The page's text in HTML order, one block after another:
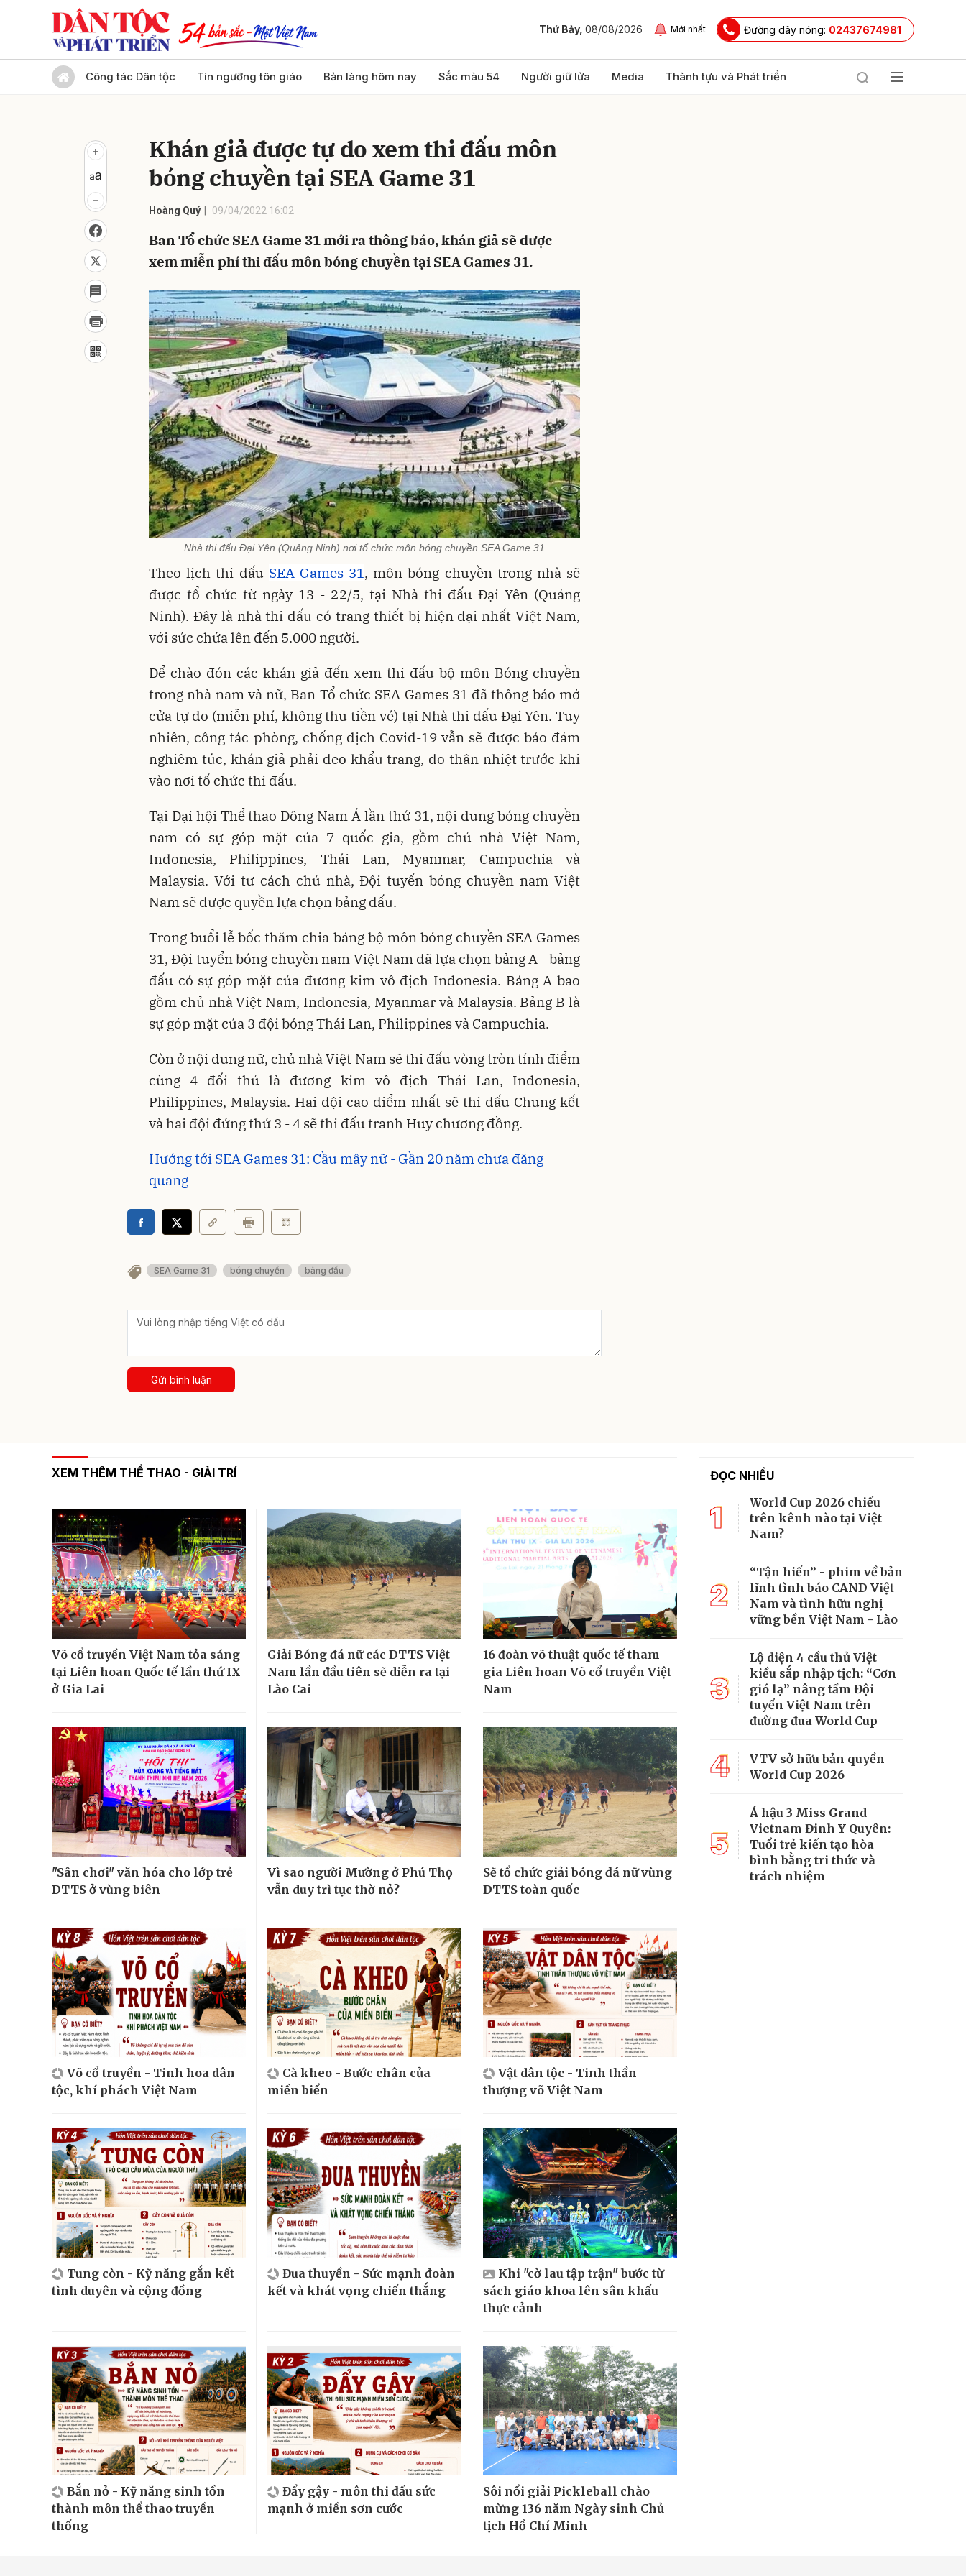
Thứ Bảy, 08/08/2026 Mới nhất Đường dây nóng: 02437674981
Công tác Dân tộc Tín ngưỡng tôn giáo Bản làng hôm nay Sắc màu 54 Người giữ lửa Media Thành tựu và Phát triển
Khán giả được tự do xem thi đấu môn
bóng chuyền tại SEA Game 31
Hoàng Quý 09/04/2022 16:02
Ban Tổ chức SEA Game 31 mới ra thông báo, khán giả sẽ được
xem miễn phí thi đấu môn bóng chuyền tại SEA Games 31.
Nhà thi đấu Đại Yên (Quảng Ninh) nơi tổ chức môn bóng chuyền SEA Game 31
Theo lịch thi đấu SEA Games 31, môn bóng chuyền trong nhà sẽ
được tổ chức từ ngày 13 - 22/5, tại Nhà thi đấu Đại Yên (Quảng
Ninh). Đây là nhà thi đấu có trang thiết bị hiện đại nhất Việt Nam,
với sức chứa lên đến 5.000 người.
Để chào đón các khán giả đến xem thi đấu bộ môn Bóng chuyền
trong nhà nam và nữ, Ban Tổ chức SEA Games 31 đã thông báo mở
cửa tự do (miễn phí, không thu tiền vé) tại Nhà thi đấu Đại Yên. Tuy
nhiên, công tác phòng, chống dịch Covid-19 vẫn sẽ được bảo đảm
nghiêm túc, khán giả phải đeo khẩu trang, đo thân nhiệt trước khi
vào nơi tổ chức thi đấu.
Tại Đại hội Thể thao Đông Nam Á lần thứ 31, nội dung bóng chuyền
nam có sự góp mặt của 7 quốc gia, gồm chủ nhà Việt Nam,
Indonesia, Philippines, Thái Lan, Myanmar, Campuchia và
Malaysia. Với tư cách chủ nhà, Đội tuyển bóng chuyền nam Việt
Nam sẽ được quyền lựa chọn bảng đấu.
Trong buổi lễ bốc thăm chia bảng bộ môn bóng chuyền SEA Games
31, Đội tuyển bóng chuyền nam Việt Nam đã lựa chọn bảng A - bảng
đấu có sự góp mặt của đương kim vô địch Indonesia. Bảng A bao
gồm chủ nhà Việt Nam, Indonesia, Myanmar và Malaysia. Bảng B là
sự góp mặt của 3 đội bóng Thái Lan, Philippines và Campuchia.
Còn ở nội dung nữ, chủ nhà Việt Nam sẽ thi đấu vòng tròn tính điểm
cùng 4 đối thủ là đương kim vô địch Thái Lan, Indonesia,
Philippines, Malaysia. Hai đội cao điểm nhất sẽ thi đấu Chung kết
và hai đội đứng thứ 3 - 4 sẽ thi đấu tranh Huy chương đồng.
Hướng tới SEA Games 31: Cầu mây nữ - Gần 20 năm chưa đăng
quang
SEA Game 31 bóng chuyền bảng đấu
Gửi bình luận
XEM THÊM THỂ THAO - GIẢI TRÍ
Võ cổ truyền Việt Nam tỏa sáng
tại Liên hoan Quốc tế lần thứ IX
ở Gia Lai
Giải Bóng đá nữ các DTTS Việt
Nam lần đầu tiên sẽ diễn ra tại
Lào Cai
16 đoàn võ thuật quốc tế tham
gia Liên hoan Võ cổ truyền Việt
Nam
"Sân chơi" văn hóa cho lớp trẻ
DTTS ở vùng biên
Vì sao người Mường ở Phú Thọ
vẫn duy trì tục thờ nỏ?
Sẽ tổ chức giải bóng đá nữ vùng
DTTS toàn quốc
Võ cổ truyền - Tinh hoa dân
tộc, khí phách Việt Nam
Cà kheo - Bước chân của
miền biển
Vật dân tộc - Tinh thần
thượng võ Việt Nam
Tung còn - Kỹ năng gắn kết
tình duyên và cộng đồng
Đua thuyền - Sức mạnh đoàn
kết và khát vọng chiến thắng
Khi "cờ lau tập trận" bước từ
sách giáo khoa lên sân khấu
thực cảnh
Bắn nỏ - Kỹ năng sinh tồn
thành môn thể thao truyền
thống
Đẩy gậy - môn thi đấu sức
mạnh ở miền sơn cước
Sôi nổi giải Pickleball chào
mừng 136 năm Ngày sinh Chủ
tịch Hồ Chí Minh
ĐỌC NHIỀU
1
World Cup 2026 chiếu
trên kênh nào tại Việt
Nam?
2
“Tận hiến” - phim về bản
lĩnh tình báo CAND Việt
Nam và tình hữu nghị
vững bền Việt Nam - Lào
3
Lộ diện 4 cầu thủ Việt
kiều sắp nhập tịch: “Cơn
gió lạ” nâng tầm Đội
tuyển Việt Nam trên
đường đua World Cup
4
VTV sở hữu bản quyền
World Cup 2026
5
Á hậu 3 Miss Grand
Vietnam Đinh Y Quyên:
Tuổi trẻ kiến tạo hòa
bình bằng tri thức và
trách nhiệm
Gửi bình luận